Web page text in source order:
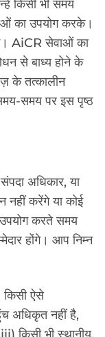
किसी भी समय
का उपयोग करके।
AiCR सेवाओं का
से बाध्य होने के
के तत्कालीन
समय पर इस पृष्ठ
अधिकार, या
नहीं करेंगे या कोई
करते समय
होंगे। आप निम्न
ऐसे
अधिकृत नहीं है,
किसी भी स्थानीय,